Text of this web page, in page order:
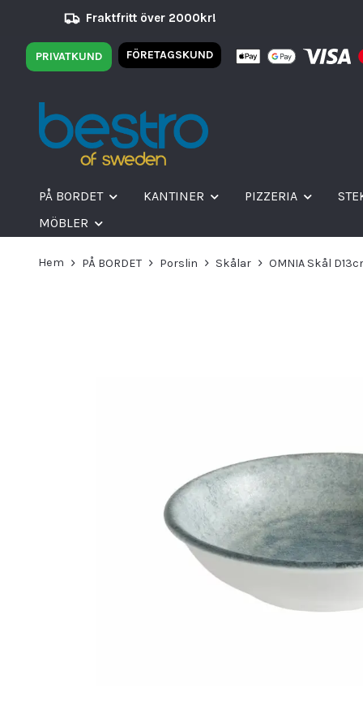
Fraktfritt över 2000kr!
PRIVATKUND FÖRETAGSKUND
PÅ BORDET KANTINER PIZZERIA
MÖBLER
Hem PÅ BORDET Porslin Skålar OMNIA Skål